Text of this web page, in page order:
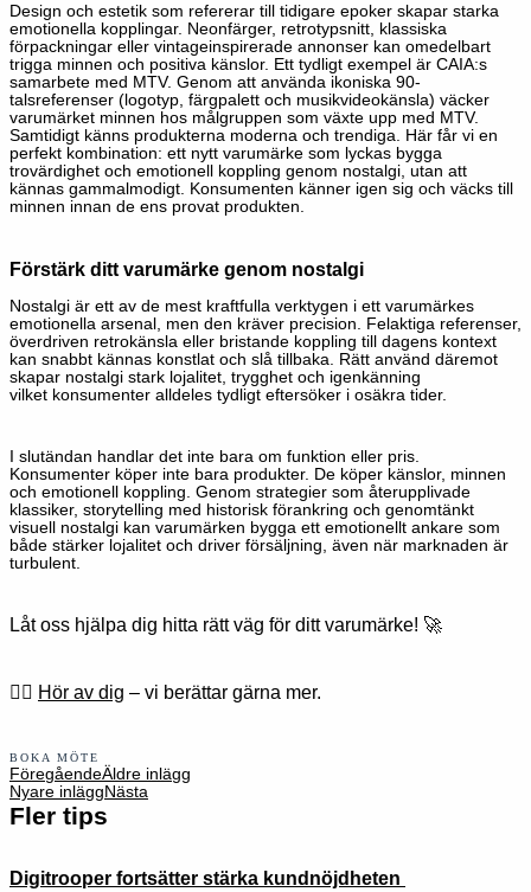
Design och estetik som refererar till tidigare epoker skapar starka
emotionella kopplingar. Neonfärger, retrotypsnitt, klassiska
förpackningar eller vintageinspirerade annonser kan omedelbart
trigga minnen och positiva känslor. Ett tydligt exempel är CAIA:s
samarbete med MTV. Genom att använda ikoniska 90-
talsreferenser (logotyp, färgpalett och musikvideokänsla) väcker
varumärket minnen hos målgruppen som växte upp med MTV.
Samtidigt känns produkterna moderna och trendiga. Här får vi en
perfekt kombination: ett nytt varumärke som lyckas bygga
trovärdighet och emotionell koppling genom nostalgi, utan att
kännas gammalmodigt. Konsumenten känner igen sig och väcks till
minnen innan de ens provat produkten.
Förstärk ditt varumärke genom nostalgi
Nostalgi är ett av de mest kraftfulla verktygen i ett varumärkes
emotionella arsenal, men den kräver precision. Felaktiga referenser,
överdriven retrokänsla eller bristande koppling till dagens kontext
kan snabbt kännas konstlat och slå tillbaka. Rätt använd däremot
skapar nostalgi stark lojalitet, trygghet och igenkänning
vilket konsumenter alldeles tydligt eftersöker i osäkra tider.
I slutändan handlar det inte bara om funktion eller pris.
Konsumenter köper inte bara produkter. De köper känslor, minnen
och emotionell koppling. Genom strategier som återupplivade
klassiker, storytelling med historisk förankring och genomtänkt
visuell nostalgi kan varumärken bygga ett emotionellt ankare som
både stärker lojalitet och driver försäljning, även när marknaden är
turbulent.
Låt oss hjälpa dig hitta rätt väg för ditt varumärke! 🚀
👉🏻 Hör av dig – vi berättar gärna mer.
BOKA MÖTE
FöregåendeÄldre inlägg
Nyare inlägg Nästa
Fler tips
Digitrooper fortsätter stärka kundnöjdheten